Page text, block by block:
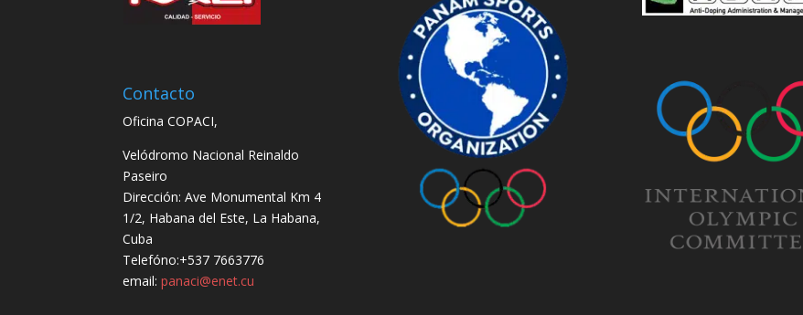
Contacto
Oficina COPACI,
Velódromo Nacional Reinaldo
Paseiro
Dirección: Ave Monumental Km 4
1/2, Habana del Este, La Habana,
Cuba
Telefóno:+537 7663776
email:panaci@enet.cu